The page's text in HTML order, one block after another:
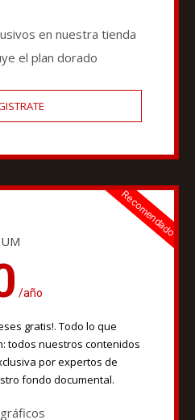
en nuestra tienda
el plan dorado
Recomendado
/año
gratis!. Todo lo que
todos nuestros contenidos
por expertos de
fondo documental.